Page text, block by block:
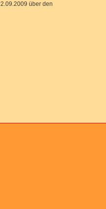
über den